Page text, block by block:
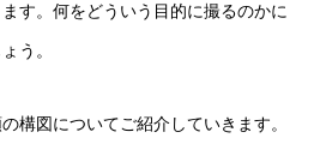
す。何をどういう目的に撮るのかに
う。
構図についてご紹介していきます。